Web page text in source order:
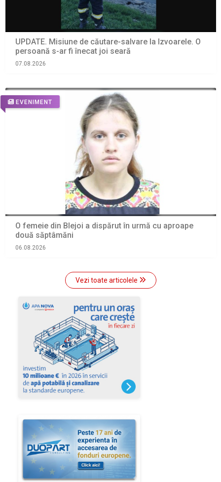
UPDATE. Misiune de căutare-salvare la Izvoarele. O
persoană s-ar fi înecat joi seară
07.08.2026
EVENIMENT
O femeie din Blejoi a dispărut în urmă cu aproape
două săptâmăni
06.08.2026
Vezi toate articolele